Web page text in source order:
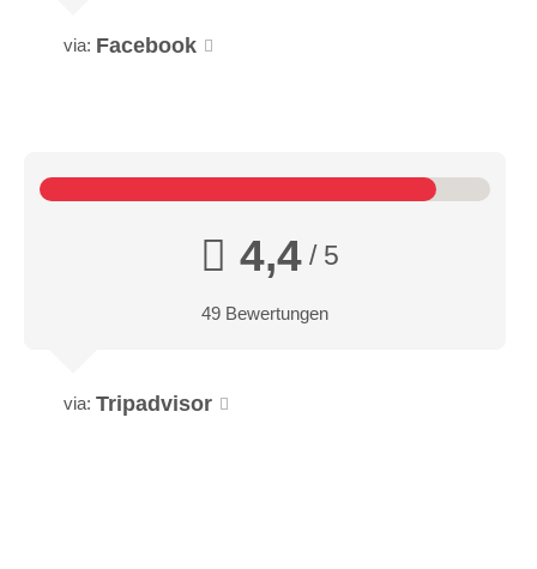
via: Facebook
4,4/ 5
49 Bewertungen
via: Tripadvisor